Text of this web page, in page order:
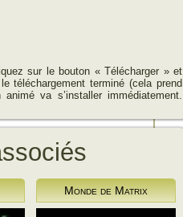
sur le bouton « Télécharger » et
téléchargement terminé (cela prend
va s’installer immédiatement.
Monde de Matrix